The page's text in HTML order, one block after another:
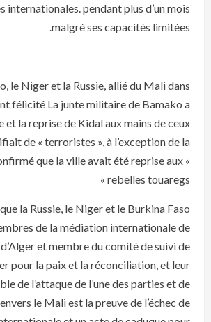
internationales. pendant plus d’un mois
malgré ses capacités limitées.
le Niger et la Russie, allié du Mali dans
félicité La junte militaire de Bamako a
la reprise de Kidal aux mains de ceux
de « terroristes », à l’exception de la
que la ville avait été reprise aux «
rebelles touaregs »
la Russie, le Niger et le Burkina Faso
de la médiation internationale de
et membre du comité de suivi de
pour la paix et la réconciliation, et leur
de l’attaque de l’une des parties et de
le Mali est la preuve de l’échec de